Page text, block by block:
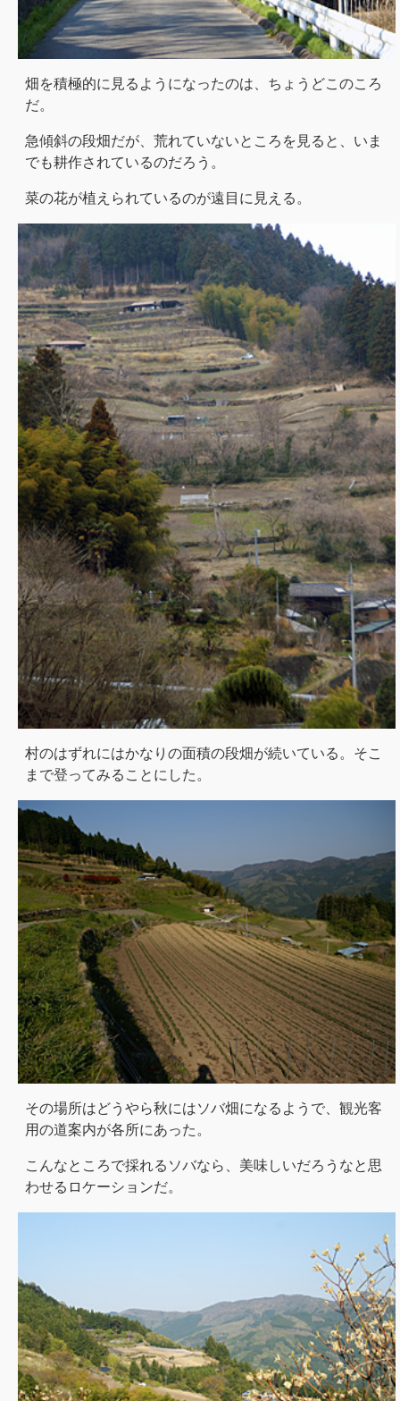
畑を積極的に見るようになったのは、ちょうどこのころ
だ。
急傾斜の段畑だが、荒れていないところを見ると、いま
でも耕作されているのだろう。
菜の花が植えられているのが遠目に見える。
村のはずれにはかなりの面積の段畑が続いている。そこ
まで登ってみることにした。
その場所はどうやら秋にはソバ畑になるようで、観光客
用の道案内が各所にあった。
こんなところで採れるソバなら、美味しいだろうなと思
わせるロケーションだ。